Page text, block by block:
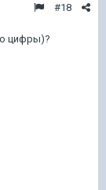
#18
цифры)?